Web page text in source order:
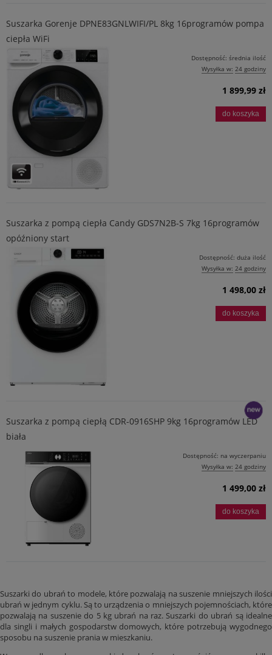
Suszarka Gorenje DPNE83GNLWIFI/PL 8kg 16programów pompa
ciepła WiFi
Dostępność: średnia ilość
Wysyłka w: 24 godziny
1 899,99 zł
do koszyka
Suszarka z pompą ciepła Candy GDS7N2B-S 7kg 16programów
opóźniony start
Dostępność: duża ilość
Wysyłka w: 24 godziny
1 498,00 zł
do koszyka
Suszarka z pompą ciepłą CDR-0916SHP 9kg 16programów LED
biała
Dostępność: na wyczerpaniu
Wysyłka w: 24 godziny
1 499,00 zł
do koszyka
Suszarki do ubrań to modele, które pozwalają na suszenie mniejszych ilości
ubrań w jednym cyklu. Są to urządzenia o mniejszych pojemnościach, które
pozwalają na suszenie do 5 kg ubrań na raz. Suszarki do ubrań są idealne
dla singli i małych gospodarstw domowych, które potrzebują wygodnego
sposobu na suszenie prania w mieszkaniu.